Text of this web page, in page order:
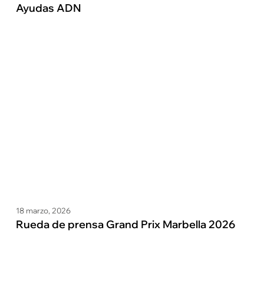
Ayudas ADN
18 marzo, 2026
Rueda de prensa Grand Prix Marbella 2026